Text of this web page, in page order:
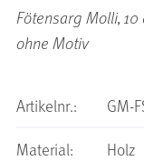
Fötensarg Molli,
ohne Motiv
Artikelnr.:
GM-
Material:
Holz